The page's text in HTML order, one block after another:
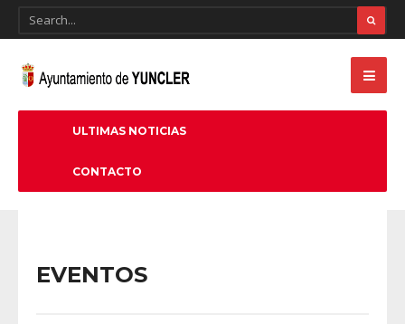
ULTIMAS NOTICIAS
CONTACTO
EVENTOS